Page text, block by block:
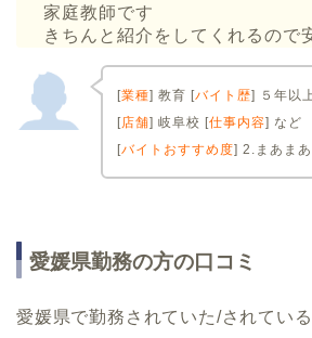
家庭教師です
きちんと紹介をしてくれるので
[業種] 教育 [バイト歴] ５年以
[店舗] 岐阜校 [仕事内容] など
[バイトおすすめ度] 2.まあま
愛媛県勤務の方の口コミ
愛媛県で勤務されていた/されてい